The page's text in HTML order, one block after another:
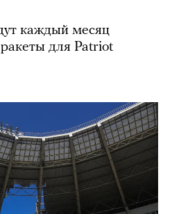
каждый месяц
для Patriot